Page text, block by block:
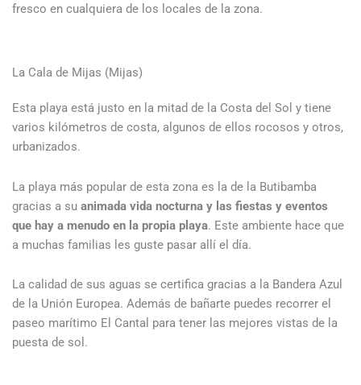
fresco en cualquiera de los locales de la zona.
La Cala de Mijas (Mijas)
Esta playa está justo en la mitad de la Costa del Sol y tiene
varios kilómetros de costa, algunos de ellos rocosos y otros,
urbanizados.
La playa más popular de esta zona es la de la Butibamba
gracias a su animada vida nocturna y las fiestas y eventos
que hay a menudo en la propia playa. Este ambiente hace que
a muchas familias les guste pasar allí el día.
La calidad de sus aguas se certifica gracias a la Bandera Azul
de la Unión Europea. Además de bañarte puedes recorrer el
paseo marítimo El Cantal para tener las mejores vistas de la
puesta de sol.